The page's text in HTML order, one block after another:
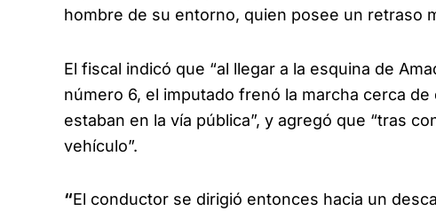
hombre de su entorno, quien posee un retraso
El fiscal indicó que “al llegar a la esquina de
número 6, el imputado frenó la marcha cerca
estaban en la vía pública”, y agregó que “tras
vehículo”.
“El conductor se dirigió entonces hacia un